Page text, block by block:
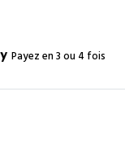
Payez en 3 ou 4 fois